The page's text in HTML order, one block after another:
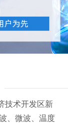
技术开发区新
、微波、温度